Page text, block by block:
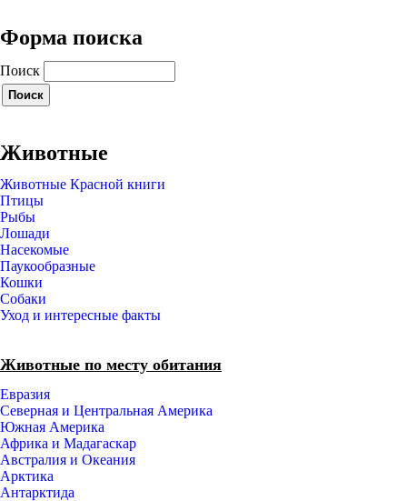
Форма поиска
Поиск
Животные
Животные Красной книги
Птицы
Рыбы
Лошади
Насекомые
Паукообразные
Кошки
Собаки
Уход и интересные факты
Животные по месту обитания
Евразия
Северная и Центральная Америка
Южная Америка
Африка и Мадагаскар
Австралия и Океания
Арктика
Антарктида